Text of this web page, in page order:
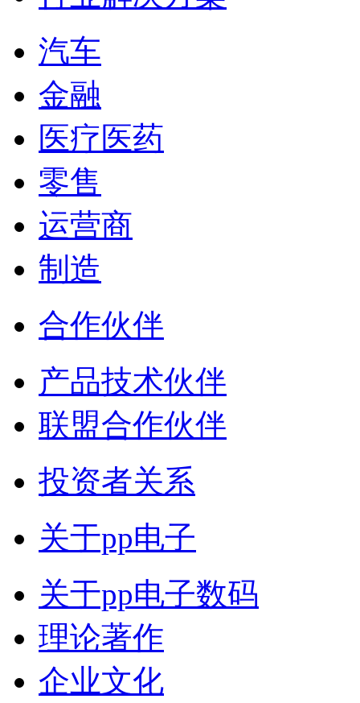
汽车
金融
医疗医药
零售
运营商
制造
合作伙伴
产品技术伙伴
联盟合作伙伴
投资者关系
关于pp电子
关于pp电子数码
理论著作
企业文化